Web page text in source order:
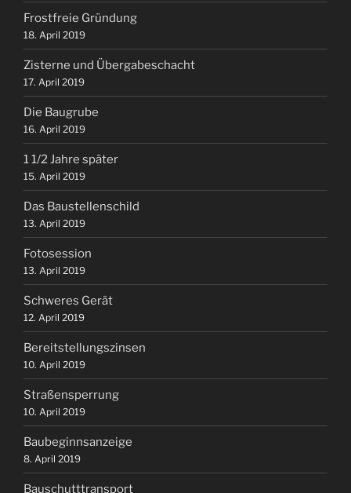
Frostfreie Gründung
18. April 2019
Zisterne und Übergabeschacht
17. April 2019
Die Baugrube
16. April 2019
1 1/2 Jahre später
15. April 2019
Das Baustellenschild
13. April 2019
Fotosession
13. April 2019
Schweres Gerät
12. April 2019
Bereitstellungszinsen
10. April 2019
Straßensperrung
10. April 2019
Baubeginnsanzeige
8. April 2019
Bauschutttransport